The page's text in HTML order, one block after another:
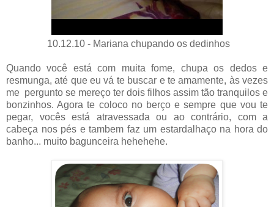
10.12.10 - Mariana chupando os dedinhos
Quando você está com muita fome, chupa os dedos e
resmunga, até que eu vá te buscar e te amamente, às vezes
me pergunto se mereço ter dois filhos assim tão tranquilos e
bonzinhos. Agora te coloco no berço e sempre que vou te
pegar, vocês está atravessada ou ao contrário, com a
cabeça nos pés e tambem faz um estardalhaço na hora do
banho... muito bagunceira hehehehe.